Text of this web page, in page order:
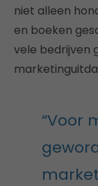
niet alleen
en boeken
vele bedrijven
“Voor